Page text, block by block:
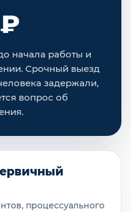
начала работы и
Срочный выезд
задержали,
вопрос об
процессуального